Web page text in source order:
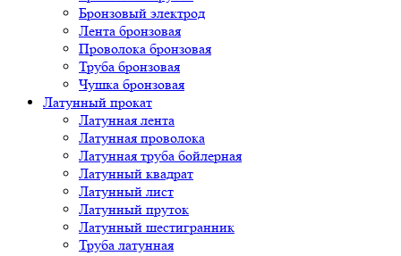
Бронзовый электрод
Лента бронзовая
Проволока бронзовая
Труба бронзовая
Чушка бронзовая
Латунный прокат
Латунная лента
Латунная проволока
Латунная труба бойлерная
Латунный квадрат
Латунный лист
Латунный пруток
Латунный шестигранник
Труба латунная